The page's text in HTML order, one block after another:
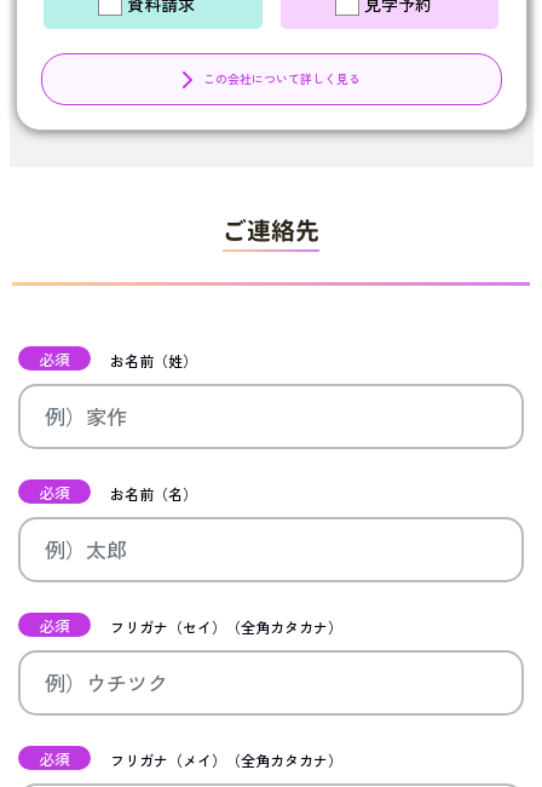
この会社について詳しく見る
ご連絡先
必須 お名前（姓）
必須 お名前（名）
必須 フリガナ（セイ）（全角カタカナ）
必須 フリガナ（メイ）（全角カタカナ）